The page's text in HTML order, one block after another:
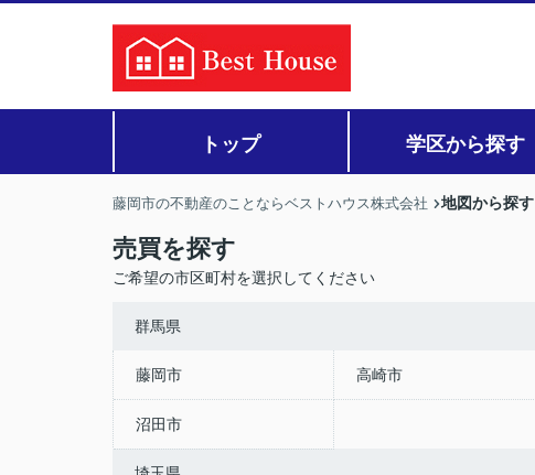
トップ 学区から探す
藤岡市の不動産のことならベストハウス株式会社 地図から探す
売買を探す
ご希望の市区町村を選択してください
群馬県
藤岡市 高崎市
沼田市